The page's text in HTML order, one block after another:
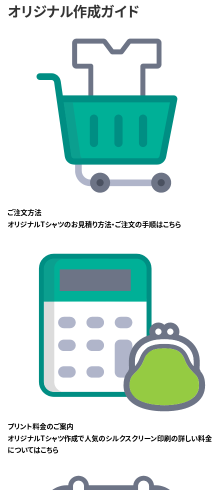
オリジナル作成ガイド
ご注文方法
オリジナルTシャツのお見積り方法・ご注文の手順はこちら
プリント料金のご案内
オリジナルTシャツ作成で人気のシルクスクリーン印刷の詳しい料金
についてはこちら